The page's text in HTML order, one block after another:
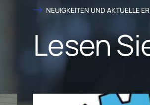
NEUIGKEITEN UND AKTUELLE
Lesen